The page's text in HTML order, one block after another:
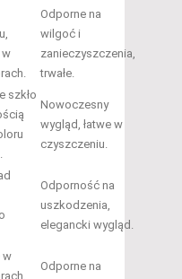
w
Odporne na
wilgoć i
zanieczyszczenia,
trwałe.
szkło
Nowoczesny
wygląd, łatwe w
czyszczeniu.
Odporność na
uszkodzenia,
elegancki wygląd.
w
Odporne na